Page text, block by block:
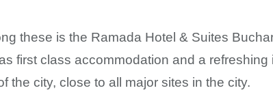
these is the Ramada Hotel & Suites
first class accommodation and a refreshing
the city, close to all major sites in the city.